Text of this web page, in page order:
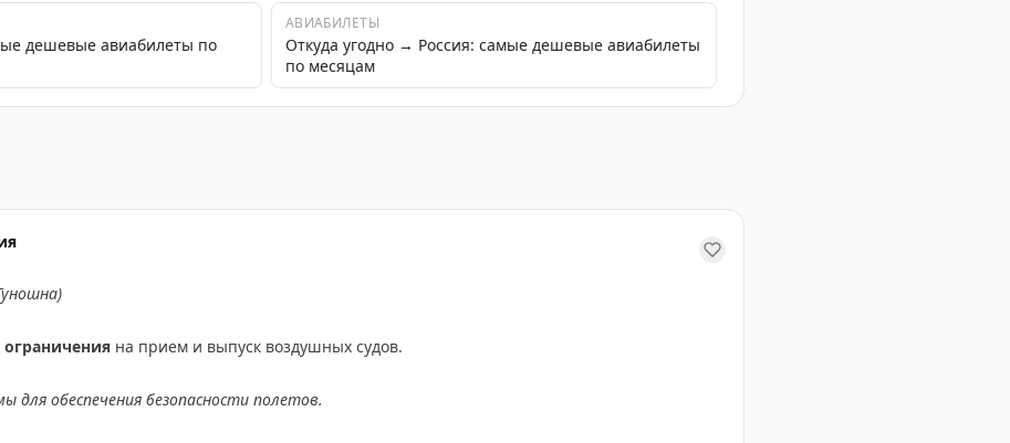
дешевые авиабилеты по
АВИАБИЛЕТЫ
Откуда угодно → Россия: самые дешевые авиабилеты
по месяцам
на прием и выпуск воздушных судов.
для обеспечения безопасности полетов.